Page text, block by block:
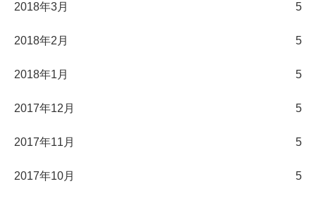
2018年3月 5
2018年2月 5
2018年1月 5
2017年12月 5
2017年11月 5
2017年10月 5